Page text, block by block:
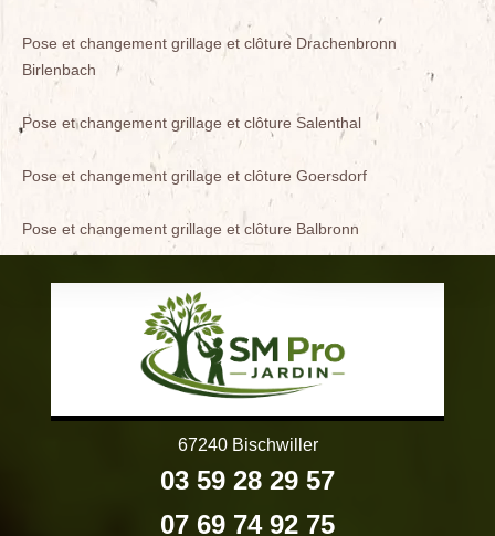
Pose et changement grillage et clôture Drachenbronn
Birlenbach
Pose et changement grillage et clôture Salenthal
Pose et changement grillage et clôture Goersdorf
Pose et changement grillage et clôture Balbronn
67240 Bischwiller
03 59 28 29 57
07 69 74 92 75